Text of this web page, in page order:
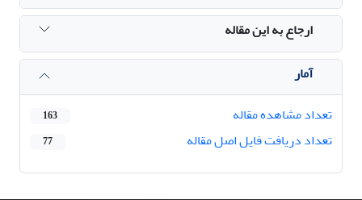
ارجاع به این مقاله
آمار
تعداد مشاهده مقاله
163
تعداد دریافت فایل اصل مقاله 77